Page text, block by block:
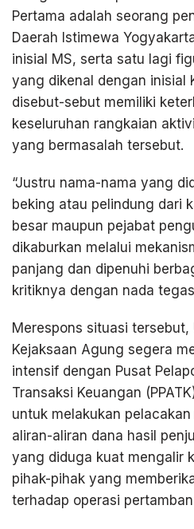
Pertama adalah seorang
Daerah Istimewa
inisial MS, serta satu lagi
yang dikenal dengan inisial
disebut-sebut memiliki
keseluruhan rangkaian
yang bermasalah tersebut.
“Justru nama-nama yang
beking atau pelindung dari
besar maupun pejabat
dikaburkan melalui
panjang dan dipenuhi
kritiknya dengan nada
Merespons situasi
Kejaksaan Agung segera
intensif dengan Pusat
Transaksi Keuangan
untuk melakukan
aliran-aliran dana hasil
yang diduga kuat mengalir
pihak-pihak yang
terhadap operasi